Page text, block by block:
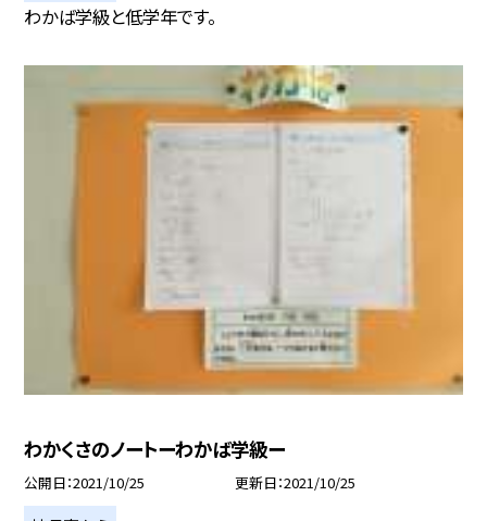
わかば学級と低学年です。
わかくさのノートーわかば学級ー
公開日 2021/10/25 更新日 2021/10/25